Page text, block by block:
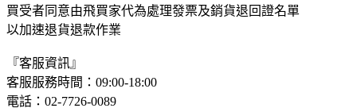
買受者同意由飛買家代為處理發票及銷貨退回證名單
以加速退貨退款作業
『客服資訊』
客服服務時間：09:00-18:00
電話：02-7726-0089